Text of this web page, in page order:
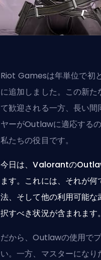
Riot Gamesは年単位で初
に追加しました。この新
て歓迎される一方、長い
ヤーがOutlawに適応する
私たちの役目です。
今日は、Valorantの
ます。これには、それが
法、そして他の利用可能
択すべき状況が含まれます。
だから、Outlawの使用で
い。一方、マスターにな